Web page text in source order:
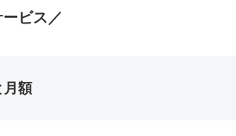
ビス／
月額